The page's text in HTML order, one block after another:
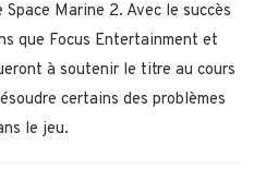
Marine 2. Avec le succès
que Focus Entertainment et
à soutenir le titre au cours
certains des problèmes
le jeu.